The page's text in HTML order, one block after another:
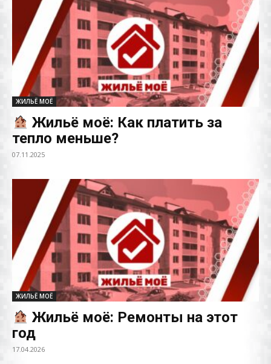
ЖИЛЬЁ МОЁ
Жильё моё: Как платить за
тепло меньше?
07.11.2025
ЖИЛЬЁ МОЁ
Жильё моё: Ремонты на этот
год
17.04.2026